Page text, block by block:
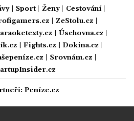
| Sport| Ženy| Cestování|
ZeStolu.cz
Úschovna.cz
Fights.cz Dokina.cz
Srovnám.cz
Peníze.cz